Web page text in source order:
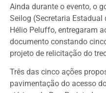
Ainda durante o evento, o
Seilog (Secretaria
Hélio Peluffo, entregaram
documento constando
projeto de relicitação do
Três das cinco ações
pavimentação do acesso